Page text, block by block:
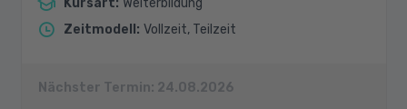
Kursart: Weiterbildung
Zeitmodell : Vollzeit, Teilzeit
Nächster Termin: 24.08.2026